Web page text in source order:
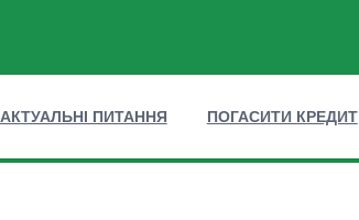
АКТУАЛЬНІ ПИТАННЯ ПОГАСИТИ КРЕДИТ